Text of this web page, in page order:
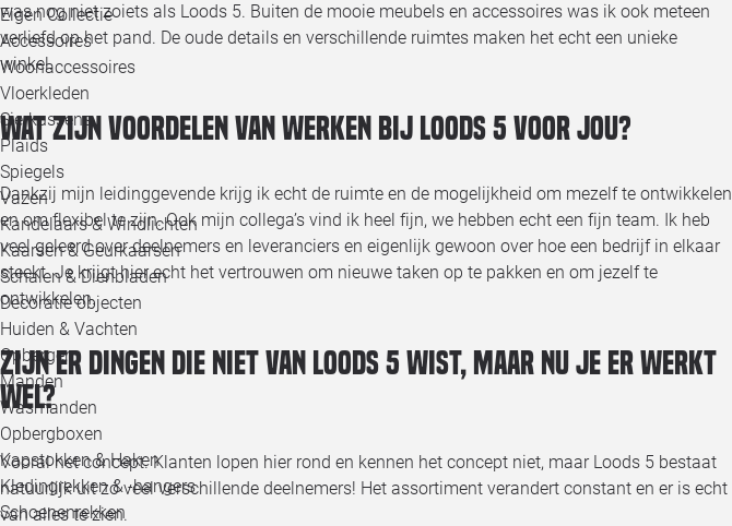
Eigen Collectie
Accessoires
Woonaccessoires
Vloerkleden
Sierkussens
Plaids
Spiegels
Vazen
Kandelaars & Windlichten
Kaarsen & Geurkaarsen
Schalen & Dienbladen
Decoratie objecten
Huiden & Vachten
Opbergen
Manden
Wasmanden
Opbergboxen
Kapstokken & Haken
Kledingrekken & -hangers
Schoenenrekken
was nog niet zoiets als Loods 5. Buiten de mooie meubels en accessoires was ik ook meteen
verliefd op het pand. De oude details en verschillende ruimtes maken het echt een unieke
winkel.
Wat zijn voordelen van werken bij Loods 5 voor jou?
Dankzij mijn leidinggevende krijg ik echt de ruimte en de mogelijkheid om mezelf te ontwikkelen
en om flexibel te zijn. Ook mijn collega’s vind ik heel fijn, we hebben echt een fijn team. Ik heb
veel geleerd over deelnemers en leveranciers en eigenlijk gewoon over hoe een bedrijf in elkaar
steekt. Je krijgt hier echt het vertrouwen om nieuwe taken op te pakken en om jezelf te
ontwikkelen.
Zijn er dingen die niet van Loods 5 wist, maar nu je er werkt
wel?
Vooral het concept. Klanten lopen hier rond en kennen het concept niet, maar Loods 5 bestaat
natuurlijk uit zó veel verschillende deelnemers! Het assortiment verandert constant en er is echt
van alles te zien.